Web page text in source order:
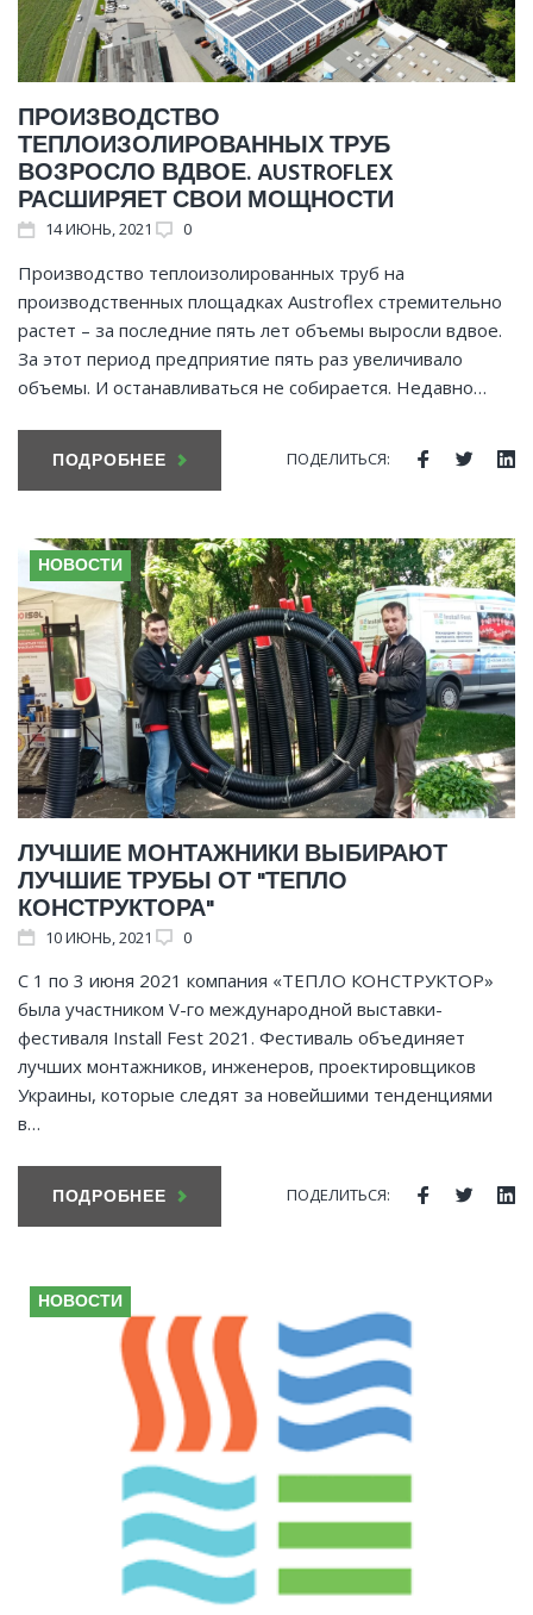
ПРОИЗВОДСТВО
ТЕПЛОИЗОЛИРОВАННЫХ ТРУБ
ВОЗРОСЛО ВДВОЕ. AUSTROFLEX
РАСШИРЯЕТ СВОИ МОЩНОСТИ
14ИЮНЬ, 2021 0
Производство теплоизолированных труб на
производственных площадках Austroflex стремительно
растет – за последние пять лет объемы выросли вдвое.
За этот период предприятие пять раз увеличивало
объемы. И останавливаться не собирается. Недавно…
ПОДРОБНЕЕ ПОДЕЛИТЬСЯ: FacebookTwitter
НОВОСТИ
ЛУЧШИЕ МОНТАЖНИКИ ВЫБИРАЮТ
ЛУЧШИЕ ТРУБЫ ОТ "ТЕПЛО
КОНСТРУКТОРА"
10ИЮНЬ, 2021 0
С 1 по 3 июня 2021 компания «ТЕПЛО КОНСТРУКТОР»
была участником V-го международной выставки-
фестиваля Install Fest 2021. Фестиваль объединяет
лучших монтажников, инженеров, проектировщиков
Украины, которые следят за новейшими тенденциями
в…
ПОДРОБНЕЕ ПОДЕЛИТЬСЯ: FacebookTwitter
НОВОСТИ